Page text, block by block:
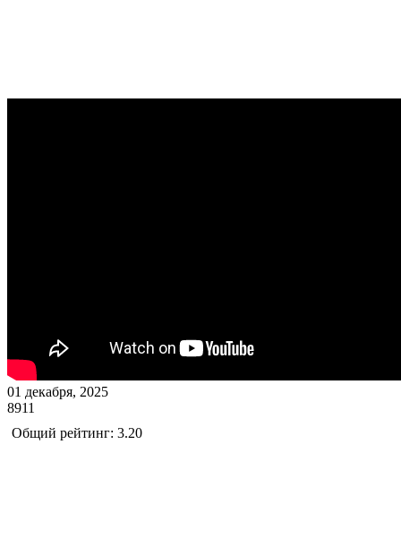
01 декабря, 2025
8911
Общий рейтинг: 3.20